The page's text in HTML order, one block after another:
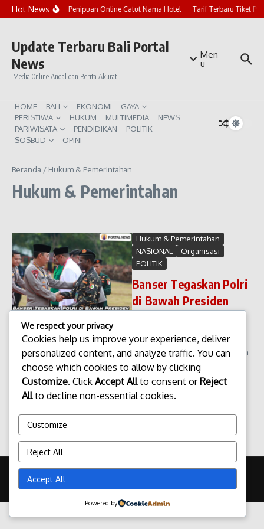
Lewati ke konten
Hot NewsMarak Penipuan Online Catut Nama Hotel Tarif Terbaru Tiket
Update Terbaru Bali Portal
News
Media Online Andal dan Berita Akurat
Men
u
HOME BALI EKONOMI
GAYA
PERISTIWA
HUKUM MULTIMEDIA
NEWS
PARIWISATA
PENDIDIKAN
POLITIK
SOSBUD
OPINI
Beranda / Hukum & Pemerintahan
Hukum & Pemerintahan
Hukum & Pemerintahan
NASIONAL
Organisasi
POLITIK
Banser Tegaskan Polri
di Bawah Presiden
tegas datang dari Barisan
Ansor Serbaguna atau Barisan
Ansor Serbaguna (Banser)
terkait posisi institusi
Kepolisian Negara Republik
Indonesia dalam ...
admin Februari 17, 2026
Read More
Copyright © 2026 Update Terbaru Bali Portal News | Powered by
We respect your privacy
Cookies help us improve your experience, deliver
personalized content, and analyze traffic. You can
choose which cookies to allow by clicking
Customize. Click Accept Allto consent orReject
Allto decline non-essential cookies.
Customize
Reject All
Accept All
Powered by